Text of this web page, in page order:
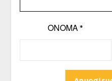
ΌΝΟΜΑ*